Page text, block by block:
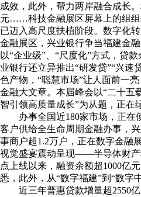
成效，此外，帮力两岸融合成长
元……科技金融展区屏幕上的组组
已迈入高尺度扶植阶段。数字化
金融展区，兴业银行争当福建金
以“企业级”、“尺度化”方式，贷
业银行还立异推出“研发贷”“兴速
色产物，“聪慧市场”让人面前一
金融大文章。本届峰会以“二十
智引领高质量成长”为从题，正在
办事全国近180家市场，正在
客户供给全生命周期金融办事，
事商户超1.2万户，正在数字金融
视觉盛宴震动呈现——半导体财产
点上线以来，融资余额超1000亿
悉，此外，从“数字福建”到“数字
近三年普惠贷款增量超2550亿